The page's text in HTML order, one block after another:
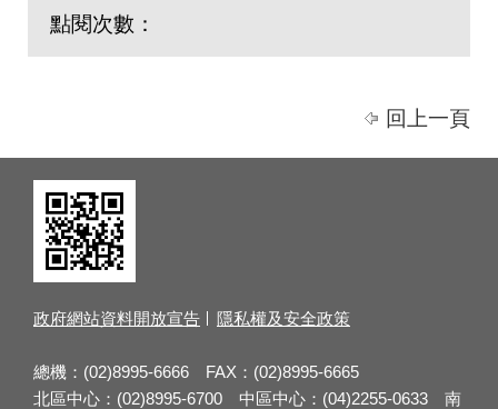
點閱次數：
回上一頁
政府網站資料開放宣告 隱私權及安全政策
總機：(02)8995-6666 FAX：(02)8995-6665
北區中心：(02)8995-6700 中區中心：(04)2255-0633 南